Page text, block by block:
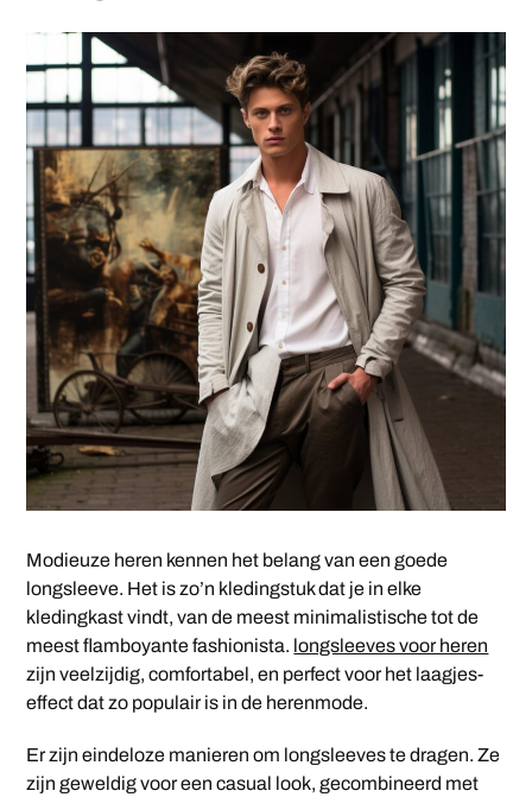
Modieuze heren kennen het belang van een goede
longsleeve. Het is zo’n kledingstuk dat je in elke
kledingkast vindt, van de meest minimalistische tot de
meest flamboyante fashionista. longsleeves voor heren
zijn veelzijdig, comfortabel, en perfect voor het laagjes-
effect dat zo populair is in de herenmode.
Er zijn eindeloze manieren om longsleeves te dragen. Ze
zijn geweldig voor een casual look, gecombineerd met